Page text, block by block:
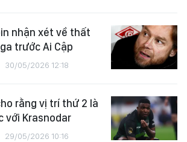
nhận xét về thất
trước Ai Cập
30/05/2026 12:18
rằng vị trí thứ 2 là
với Krasnodar
29/05/2026 10:16